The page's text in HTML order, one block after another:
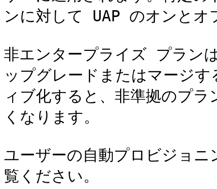
ンに対して UAP のオンとオ
非エンタープライズ プラン
ップグレードまたはマージ
ィブ化すると、非準拠のプ
くなります。
ユーザーの自動プロビジョ
覧ください。